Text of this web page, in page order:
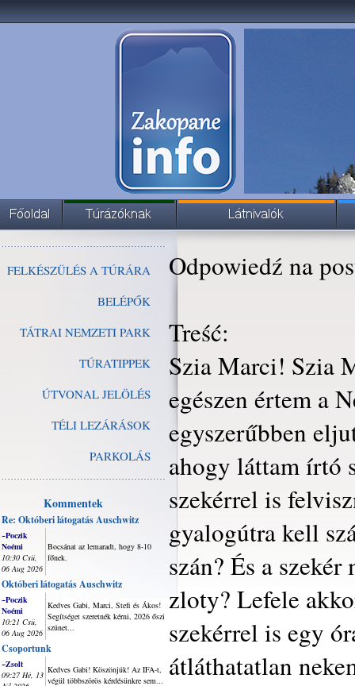
FELKÉSZÜLÉS A TÚRÁRA
BELÉPŐK
TÁTRAI NEMZETI PARK
TÚRATIPPEK
ÚTVONAL JELÖLÉS
TÉLI LEZÁRÁSOK
PARKOLÁS
Kommentek
Re: Októberi látogatás Auschwitz
~Poczik
Noémi
10:30 Csü,
06 Aug 2026
Bocsánat az lemaradt, hogy 8-10
főnek.
Októberi látogatás Auschwitz
~Poczik
Noémi
10:21 Csü,
06 Aug 2026
Kedves Gabi, Marci, Stefi és Ákos!
Segítséget szeretnék kérni, 2026 őszi
szünet...
Csoportunk
~Zsolt
09:27 Hé, 13 Kedves Gabi! Köszönjük! Az IFA-t,
végül többszörös kérdésünkre sem...
Odpowiedź na
Treść:
Szia Marci! Szia
egészen értem a
egyszerűbben
ahogy láttam írtó
szekérrel is
gyalogútra kell
szán? És a
zloty? Lefele
szekérrel is egy
átláthatatlan